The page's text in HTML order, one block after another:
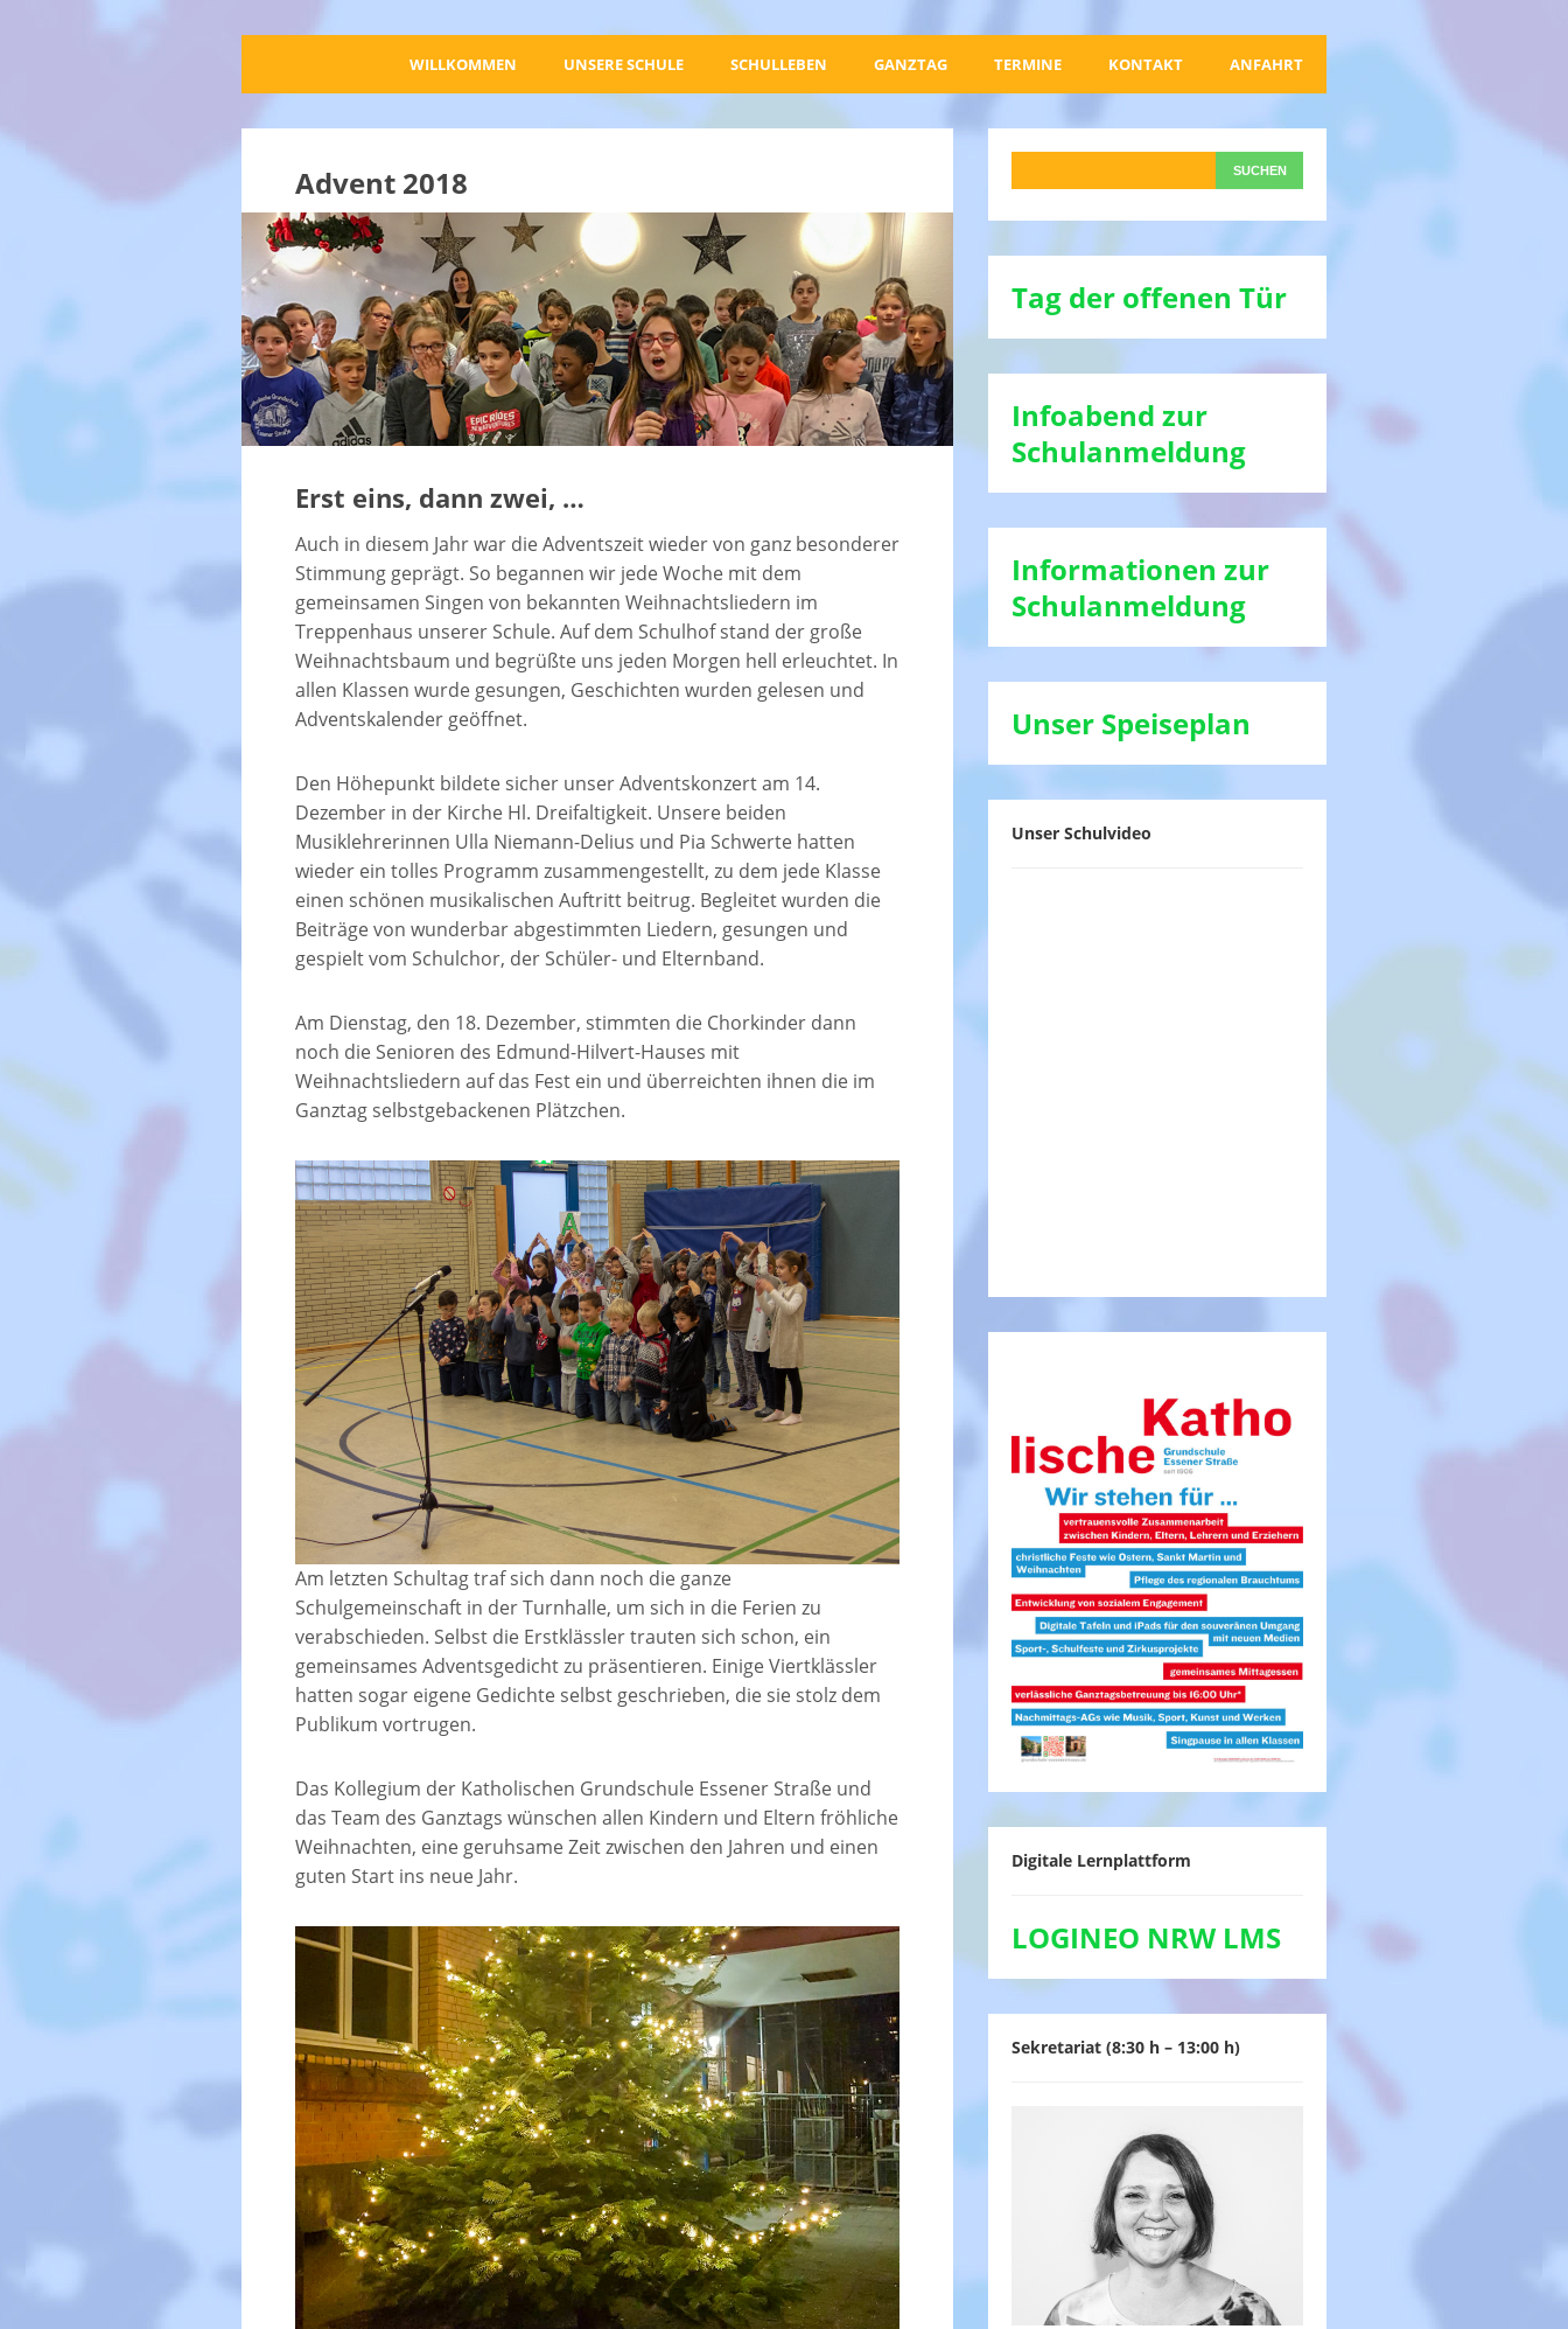
WILLKOMMEN UNSERE SCHULE SCHULLEBEN GANZTAG TERMINE KONTAKT ANFAHRT
Advent 2018
Erst eins, dann zwei, …
Auch in diesem Jahr war die Adventszeit wieder von ganz besonderer
Stimmung geprägt. So begannen wir jede Woche mit dem
gemeinsamen Singen von bekannten Weihnachtsliedern im
Treppenhaus unserer Schule. Auf dem Schulhof stand der große
Weihnachtsbaum und begrüßte uns jeden Morgen hell erleuchtet. In
allen Klassen wurde gesungen, Geschichten wurden gelesen und
Adventskalender geöffnet.
Den Höhepunkt bildete sicher unser Adventskonzert am 14.
Dezember in der Kirche Hl. Dreifaltigkeit. Unsere beiden
Musiklehrerinnen Ulla Niemann-Delius und Pia Schwerte hatten
wieder ein tolles Programm zusammengestellt, zu dem jede Klasse
einen schönen musikalischen Auftritt beitrug. Begleitet wurden die
Beiträge von wunderbar abgestimmten Liedern, gesungen und
gespielt vom Schulchor, der Schüler- und Elternband.
Am Dienstag, den 18. Dezember, stimmten die Chorkinder dann
noch die Senioren des Edmund-Hilvert-Hauses mit
Weihnachtsliedern auf das Fest ein und überreichten ihnen die im
Ganztag selbstgebackenen Plätzchen.
Am letzten Schultag traf sich dann noch die ganze
Schulgemeinschaft in der Turnhalle, um sich in die Ferien zu
verabschieden. Selbst die Erstklässler trauten sich schon, ein
gemeinsames Adventsgedicht zu präsentieren. Einige Viertklässler
hatten sogar eigene Gedichte selbst geschrieben, die sie stolz dem
Publikum vortrugen.
Das Kollegium der Katholischen Grundschule Essener Straße und
das Team des Ganztags wünschen allen Kindern und Eltern fröhliche
Weihnachten, eine geruhsame Zeit zwischen den Jahren und einen
guten Start ins neue Jahr.
Tag der offenen Tür
Infoabend zur
Schulanmeldung
Informationen zur
Schulanmeldung
Unser Speiseplan
Unser Schulvideo
Digitale Lernplattform
LOGINEO NRW LMS
Sekretariat (8:30 h – 13:00 h)